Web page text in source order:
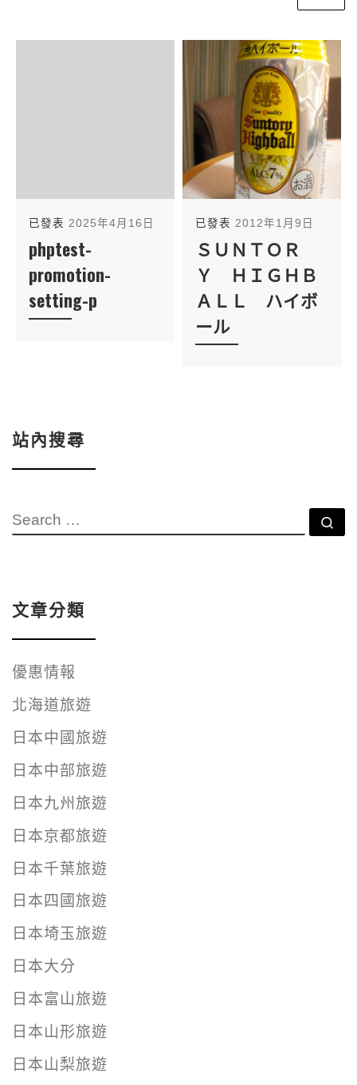
已發表 2025年4月16日
phptest-
promotion-
setting-p
已發表 2012年1月9日
ＳＵＮＴＯＲ
Ｙ ＨＩＧＨＢ
ＡＬＬ ハイボ
ール
站內搜尋
SEARCH
文章分類
優惠情報
北海道旅遊
日本中國旅遊
日本中部旅遊
日本九州旅遊
日本京都旅遊
日本千葉旅遊
日本四國旅遊
日本埼玉旅遊
日本大分
日本富山旅遊
日本山形旅遊
日本山梨旅遊